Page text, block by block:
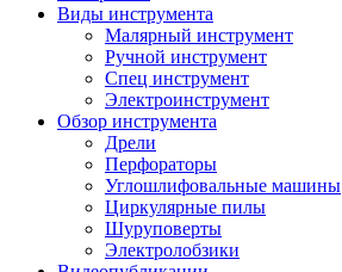
Виды инструмента
Малярный инструмент
Ручной инструмент
Спец инструмент
Электроинструмент
Обзор инструмента
Дрели
Перфораторы
Углошлифовальные машины
Циркулярные пилы
Шуруповерты
Электролобзики